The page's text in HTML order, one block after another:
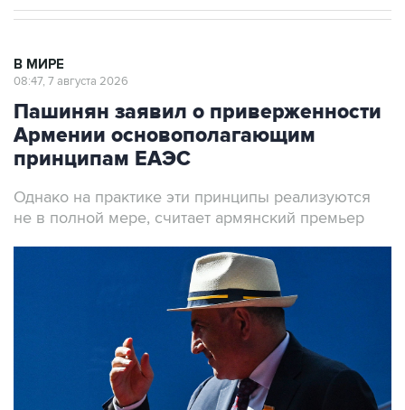
В МИРЕ
08:47, 7 августа 2026
Пашинян заявил о приверженности
Армении основополагающим
принципам ЕАЭС
Однако на практике эти принципы реализуются
не в полной мере, считает армянский премьер